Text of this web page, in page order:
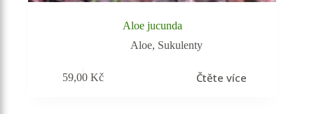
Aloe jucunda
Aloe, Sukulenty
59,00Kč Čtěte více